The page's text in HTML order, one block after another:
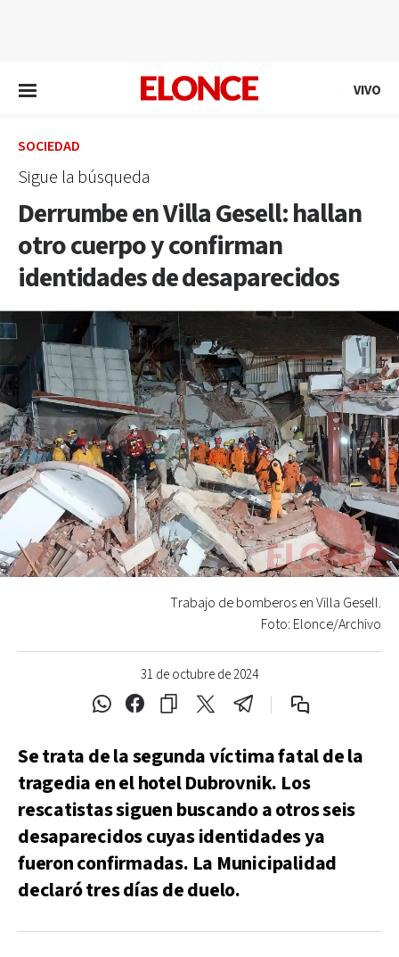
VIVO
SOCIEDAD
Sigue la búsqueda
Derrumbe en Villa Gesell: hallan
otro cuerpo y confirman
identidades de desaparecidos
31 de octubre de 2024
Trabajo de bomberos en Villa Gesell.
Foto: Elonce/Archivo
Se trata de la segunda víctima fatal de la
tragedia en el hotel Dubrovnik. Los
rescatistas siguen buscando a otros seis
desaparecidos cuyas identidades ya
fueron confirmadas. La Municipalidad
declaró tres días de duelo.